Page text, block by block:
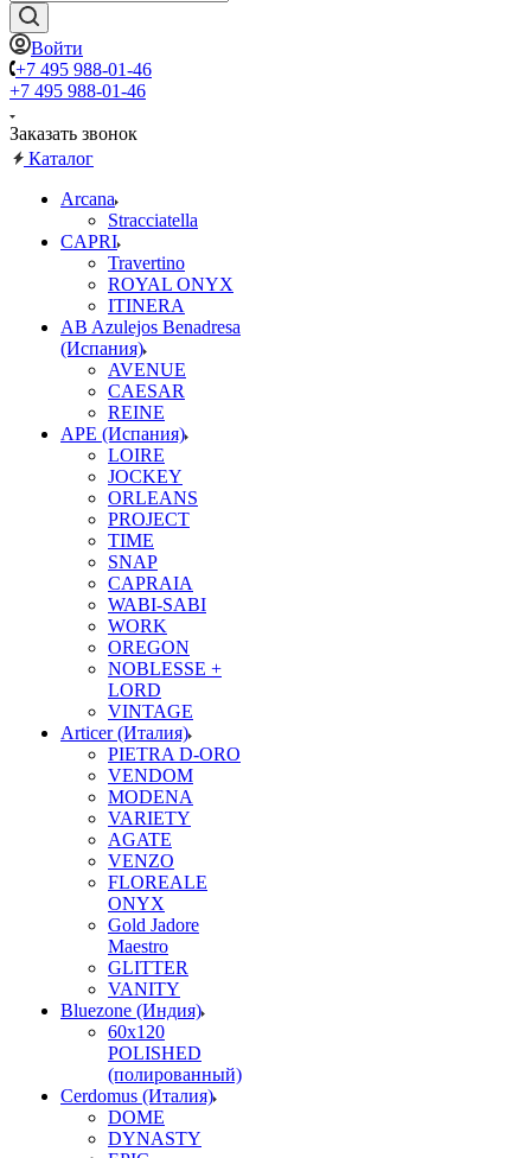
Войти
+7 495 988-01-46
+7 495 988-01-46
Заказать звонок
Каталог
Arcana
Stracciatella
CAPRI
Travertino
ROYAL ONYX
ITINERA
AB Azulejos Benadresa
(Испания)
AVENUE
CAESAR
REINE
APE (Испания)
LOIRE
JOCKEY
ORLEANS
PROJECT
TIME
SNAP
CAPRAIA
WABI-SABI
WORK
OREGON
NOBLESSE +
LORD
VINTAGE
Articer (Италия)
PIETRA D-ORO
VENDOM
MODENA
VARIETY
AGATE
VENZO
FLOREALE
ONYX
Gold Jadore
Maestro
GLITTER
VANITY
Bluezone (Индия)
60х120
POLISHED
(полированный)
Cerdomus (Италия)
DOME
DYNASTY